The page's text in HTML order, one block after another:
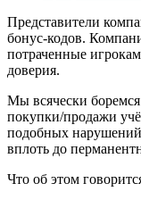
Представители
бонус-кодов.
потраченные
доверия.
Мы всячески
покупки/продажи
подобных
вплоть до
Что об этом